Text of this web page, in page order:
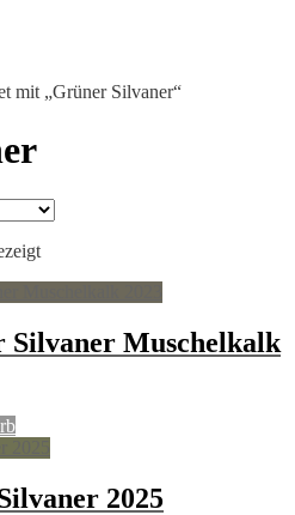
mit „Grüner Silvaner“
Silvaner Muschelkalk
2025